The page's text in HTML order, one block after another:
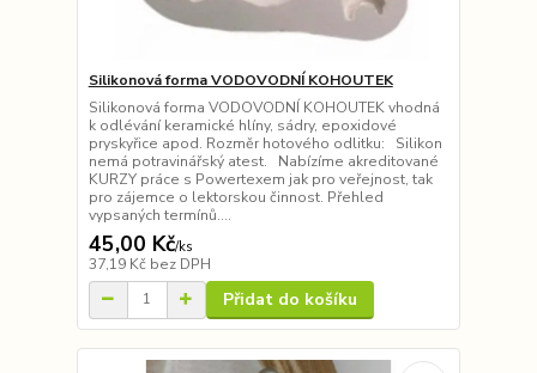
Silikonová forma VODOVODNÍ KOHOUTEK
Silikonová forma VODOVODNÍ KOHOUTEK vhodná
k odlévání keramické hlíny, sádry, epoxidové
pryskyřice apod. Rozměr hotového odlitku: Silikon
nemá potravinářský atest. Nabízíme akreditované
KURZY práce s Powertexem jak pro veřejnost, tak
pro zájemce o lektorskou činnost. Přehled
vypsaných termínů....
45,00 Kč/ks
37,19 Kč bez DPH
Přidat do košíku